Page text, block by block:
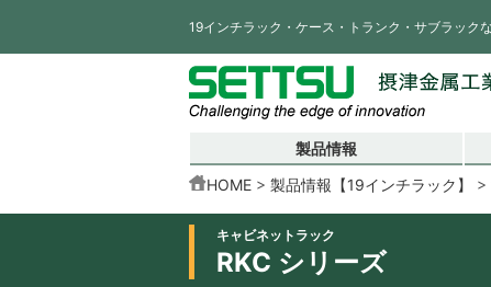
19インチラック・ケース・トランク・サブラック
製品情報
HOME 製品情報【19インチラック】
キャビネットラック
RKC シリーズ